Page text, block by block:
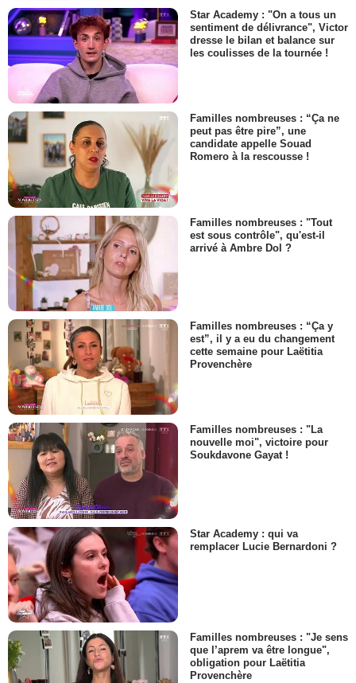
Star Academy : "On a tous un
sentiment de délivrance", Victor
dresse le bilan et balance sur
les coulisses de la tournée !
Familles nombreuses : “Ça ne
peut pas être pire”, une
candidate appelle Souad
Romero à la rescousse !
Familles nombreuses : "Tout
est sous contrôle", qu'est-il
arrivé à Ambre Dol ?
Familles nombreuses : “Ça y
est”, il y a eu du changement
cette semaine pour Laëtitia
Provenchère
Familles nombreuses : "La
nouvelle moi", victoire pour
Soukdavone Gayat !
Star Academy : qui va
remplacer Lucie Bernardoni ?
Familles nombreuses : "Je sens
que l’aprem va être longue",
obligation pour Laëtitia
Provenchère